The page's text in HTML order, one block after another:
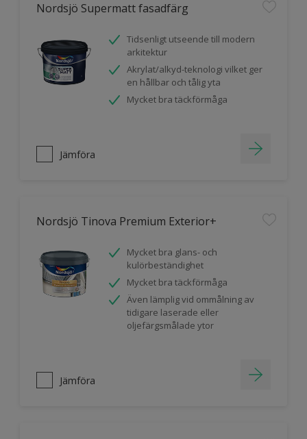
Nordsjö Supermatt fasadfärg
Tidsenligt utseende till modern
arkitektur
Akrylat/alkyd-teknologi vilket ger
en hållbar och tålig yta
Mycket bra täckförmåga
Jämföra
Nordsjö Tinova Premium Exterior+
Mycket bra glans- och
kulörbeständighet
Mycket bra täckförmåga
Även lämplig vid ommålning av
tidigare laserade eller
oljefärgsmålade ytor
Jämföra